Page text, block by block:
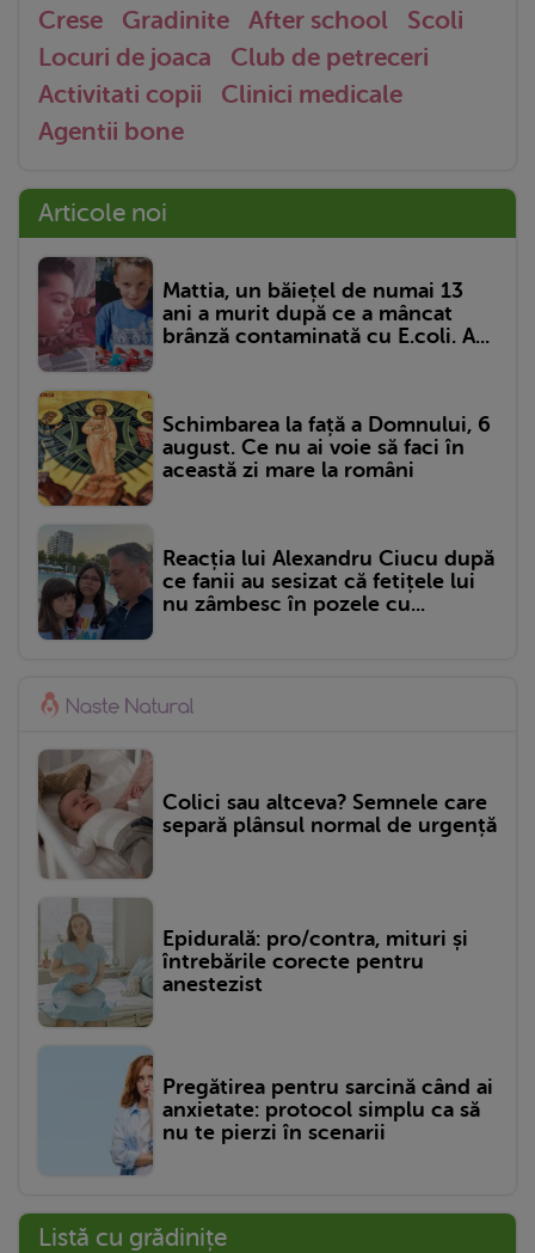
Crese Gradinite After school
Scoli
Locuri de joaca
Club de petreceri
Activitati copii
Clinici medicale
Agentii bone
Articole noi
Mattia, un băiețel de numai 13
ani a murit după ce a mâncat
brânză contaminată cu E.coli. A...
Schimbarea la față a Domnului, 6
august. Ce nu ai voie să faci în
această zi mare la români
Reacția lui Alexandru Ciucu după
ce fanii au sesizat că fetițele lui
nu zâmbesc în pozele cu...
Colici sau altceva? Semnele care
separă plânsul normal de urgență
Epidurală: pro/contra, mituri și
întrebările corecte pentru
anestezist
Pregătirea pentru sarcină când ai
anxietate: protocol simplu ca să
nu te pierzi în scenarii
Listă cu grădinițe